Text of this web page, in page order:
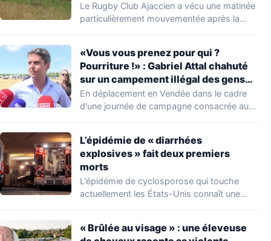
s’installer dans leur stade, ils les
délogent en moins d’1 heure
Le Rugby Club Ajaccien a vécu une matinée
particulièrement mouvementée après la
«Vous vous prenez pour qui ?
Pourriture !» : Gabriel Attal chahuté
sur un campement illégal des gens
du voyage
En déplacement en Vendée dans le cadre
d'une journée de campagne consacrée aux
L’épidémie de « diarrhées
explosives » fait deux premiers
morts
L'épidémie de cyclosporose qui touche
actuellement les États-Unis connaît une
« Brûlée au visage » : une éleveuse